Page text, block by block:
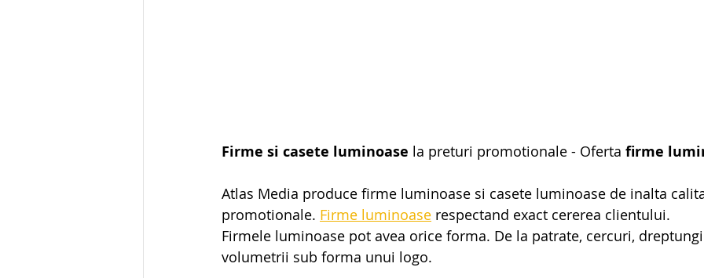
Firme si casete luminoase la preturi promotionale - Oferta firme
Atlas Media produce firme luminoase si casete luminoase de inalta
promotionale. Firme luminoase respectand exact cererea clientului.
​Firmele luminoase pot avea orice forma. De la patrate, cercuri,
volumetrii sub forma unui logo.